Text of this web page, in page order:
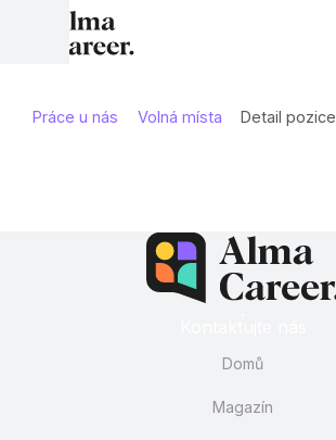
Práce u nás Volná místa Detail pozice
Domů
Magazín